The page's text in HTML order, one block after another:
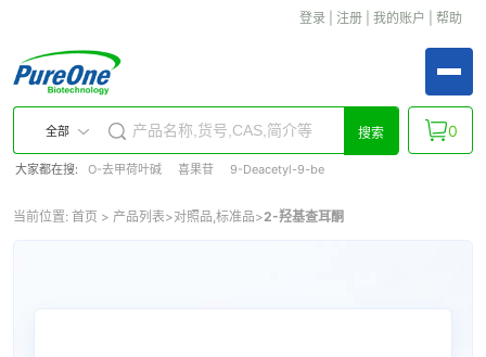
登录 注册 我的账户 帮助
全部 搜索
大家都在搜: O-去甲荷叶碱 喜果苷 9-Deacetyl-9-be
0
当前位置: 首页 > 产品列表>对照品,标准品>2-羟基查耳酮